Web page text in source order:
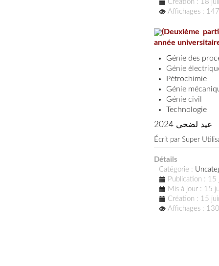
Création : 18
Affichages :
(Deuxième
année
Génie des
Génie
Pétrochimie
Génie
Génie civil
Technologie
عيد لضحى 2024
Écrit par Super
Détails
Catégorie :
Publication :
Mis à jour : 15
Création : 15
Affichages :